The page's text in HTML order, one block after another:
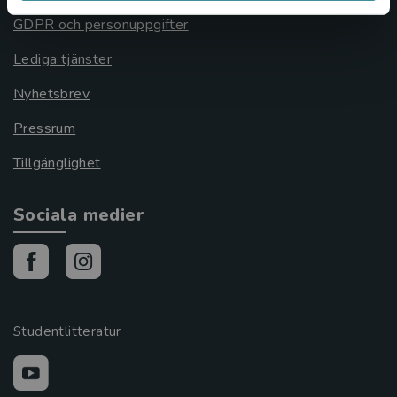
GDPR och personuppgifter
Lediga tjänster
Nyhetsbrev
Pressrum
Tillgänglighet
Sociala medier
Studentlitteratur